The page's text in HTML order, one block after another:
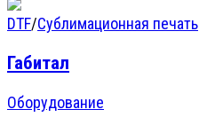
DTF/Сублимационная печать
Габитал
Оборудование